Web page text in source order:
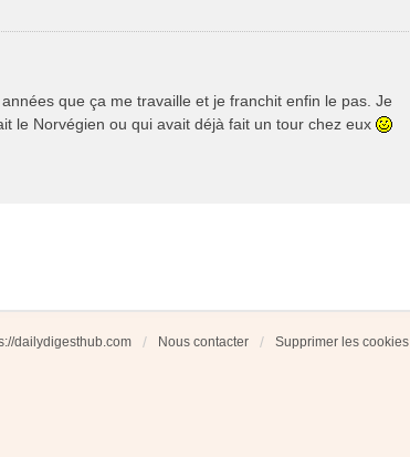
que ça me travaille et je franchit enfin le pas. Je
le Norvégien ou qui avait déjà fait un tour chez eux
dailydigesthub.com Nous contacter Supprimer les cookies